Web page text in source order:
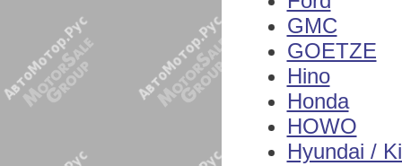
GMC
GOETZE
Hino
Honda
HOWO
Hyundai /